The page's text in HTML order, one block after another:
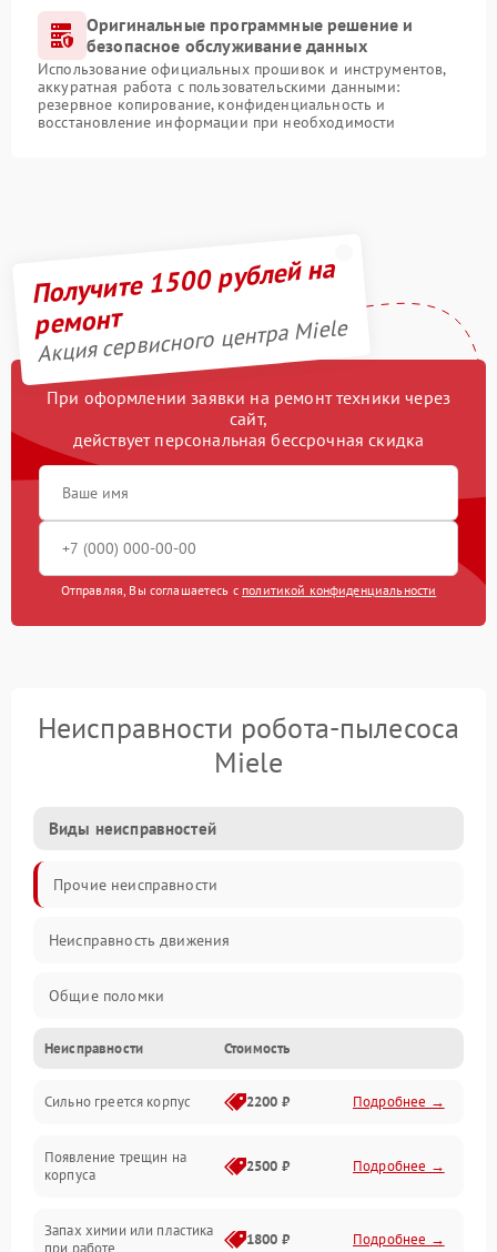
Оригинальные программные решение и
безопасное обслуживание данных
Использование официальных прошивок и инструментов,
аккуратная работа с пользовательскими данными:
резервное копирование, конфиденциальность и
восстановление информации при необходимости
Получите 1500 рублей на
ремонт
Акция сервисного центра Miele
При оформлении заявки на ремонт техники через
сайт,
действует персональная бессрочная скидка
Отправляя, Вы соглашаетесь с политикой конфиденциальности
Неисправности робота-пылесоса
Miele
Виды неисправностей
Прочие неисправности
Неисправность движения
Общие поломки
Неисправность датчиков
Неисправность программного обеспечения
Проблемы с сигналом
Неисправности Стоимость
Сильно греется корпус 2200 ₽ Подробнее →
Появление трещин на
корпуса
2500 ₽ Подробнее →
Запах химии или пластика
при работе
1800 ₽ Подробнее →